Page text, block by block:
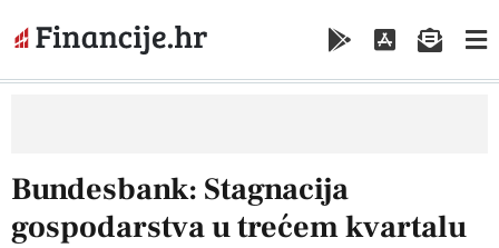
Bundesbank: Stagnacija
gospodarstva u trećem kvartalu